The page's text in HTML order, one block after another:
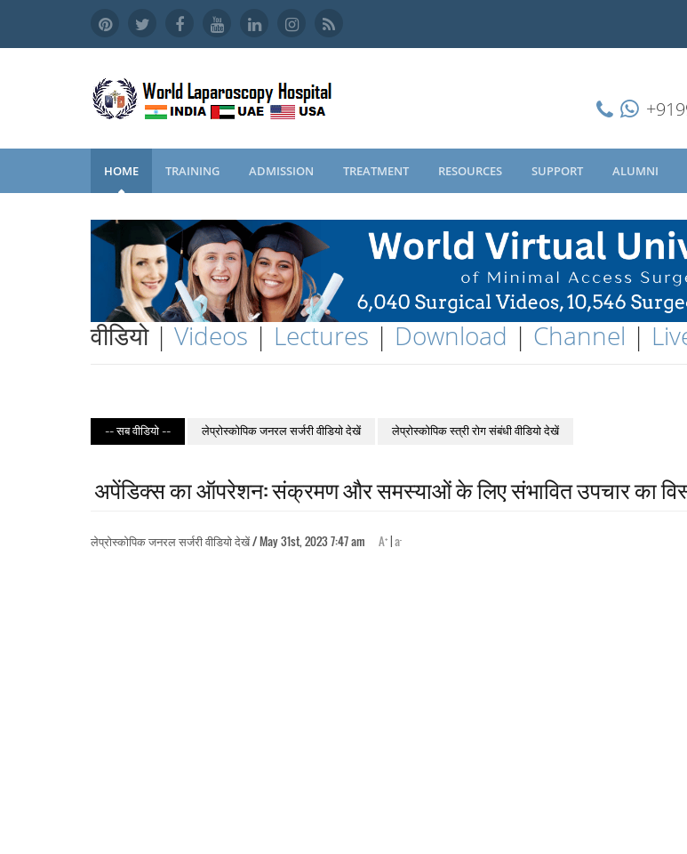
HOME TRAINING ADMISSION TREATMENT RESOURCES SUPPORT ALUMNI
वीडियो | Videos | Lectures | Download | Channel |
-- सब वीडियो -- लेप्रोस्कोपिक जनरल सर्जरी वीडियो देखें लेप्रोस्कोपिक स्त्री रोग संबंधी वीडियो देखें
अपेंडिक्स का ऑपरेशन: संक्रमण और समस्याओं के लिए संभावित उपचार का
लेप्रोस्कोपिक जनरल सर्जरी वीडियो देखें / May 31st, 2023 7:47 am A+ |a-